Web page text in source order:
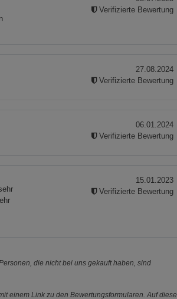
Verifizierte Bewertung
27.08.2024
Verifizierte Bewertung
06.01.2024
Verifizierte Bewertung
15.01.2023
Verifizierte Bewertung
die nicht bei uns gekauft haben, sind
einem Link zu den Bewertungsformularen. Auf diese